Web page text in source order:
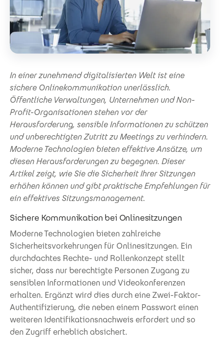
In einer zunehmend digitalisierten Welt ist eine
sichere Onlinekommunikation unerlässlich.
Öffentliche Verwaltungen, Unternehmen und Non-
Profit-Organisationen stehen vor der
Herausforderung, sensible Informationen zu schützen
und unberechtigten Zutritt zu Meetings zu verhindern.
Moderne Technologien bieten effektive Ansätze, um
diesen Herausforderungen zu begegnen. Dieser
Artikel zeigt, wie Sie die Sicherheit Ihrer Sitzungen
erhöhen können und gibt praktische Empfehlungen für
ein effektives Sitzungsmanagement.
Sichere Kommunikation bei Onlinesitzungen
Moderne Technologien bieten zahlreiche
Sicherheitsvorkehrungen für Onlinesitzungen. Ein
durchdachtes Rechte- und Rollenkonzept stellt
sicher, dass nur berechtigte Personen Zugang zu
sensiblen Informationen und Videokonferenzen
erhalten. Ergänzt wird dies durch eine Zwei-Faktor-
Authentifizierung, die neben einem Passwort einen
weiteren Identifikationsnachweis erfordert und so
den Zugriff erheblich absichert.